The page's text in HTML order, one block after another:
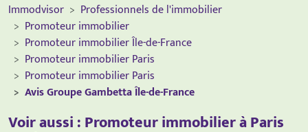
Immodvisor
Professionnels de l'immobilier
Promoteur immobilier
Promoteur immobilier Île-de-France
Promoteur immobilier Paris
Promoteur immobilier Paris
Avis Groupe Gambetta Île-de-France
Voir aussi : Promoteur immobilier à Paris